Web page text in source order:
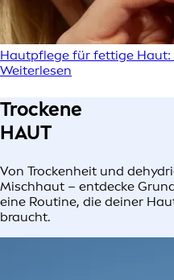
Hautpflege für fettige Haut:
Weiterlesen
Trockene
HAUT
Von Trockenheit und
Mischhaut – entdecke
eine Routine, die deiner
braucht.